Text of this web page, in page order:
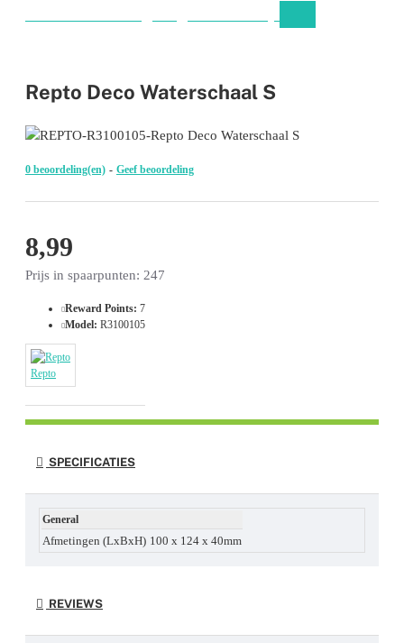
Repto Deco Waterschaal S
0 beoordeling(en) - Geef beoordeling
8,99
Prijs in spaarpunten: 247
Reward Points: 7
Model: R3100105
Repto
SPECIFICATIES
General
Afmetingen (LxBxH) 100 x 124 x 40mm
REVIEWS